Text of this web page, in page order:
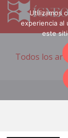
Todos los
Utilizamos
experiencia al
este